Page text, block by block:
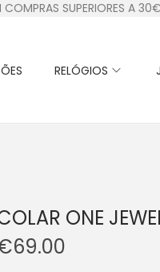
COMPRAS SUPERIORES A 30€
RELÓGIOS
ONE
69.00